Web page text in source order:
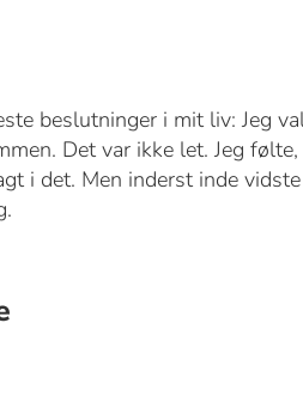
beslutninger i mit liv: Jeg
Det var ikke let. Jeg
i det. Men inderst inde